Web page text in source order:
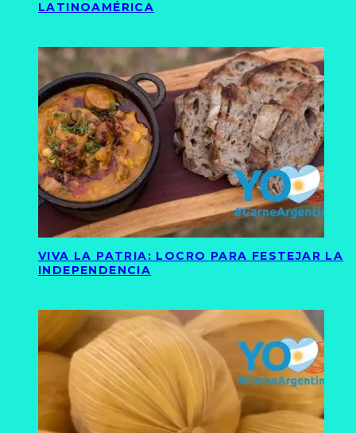
LATINOAMÉRICA
VIVA LA PATRIA: LOCRO PARA FESTEJAR LA
INDEPENDENCIA